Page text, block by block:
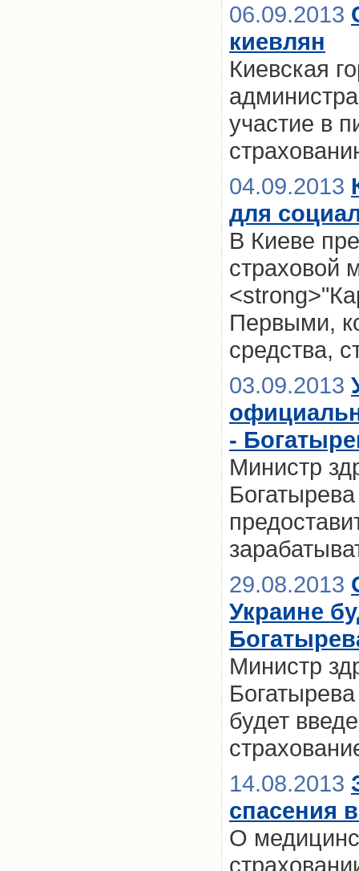
06.09.2013
киевлян
Киевская
участие в
04.09.2013
для
В Киеве
страховой
Первыми,
средства,
03.09.2013
-
Министр
29.08.2013
Украине
Министр
будет
14.08.2013
спасения
О